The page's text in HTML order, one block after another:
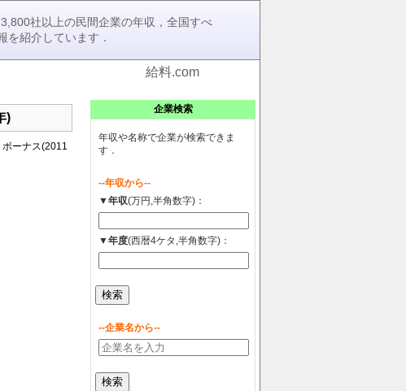
社以上の民間企業の年収，全国すべ
を紹介しています．
)
ーナス(2011
給料.com
企業検索
年収や名称で企業が検索できま
す．
--年収から--
▼年収(万円,半角数字)：
▼年度(西暦4ケタ,半角数字)：
--企業名から--